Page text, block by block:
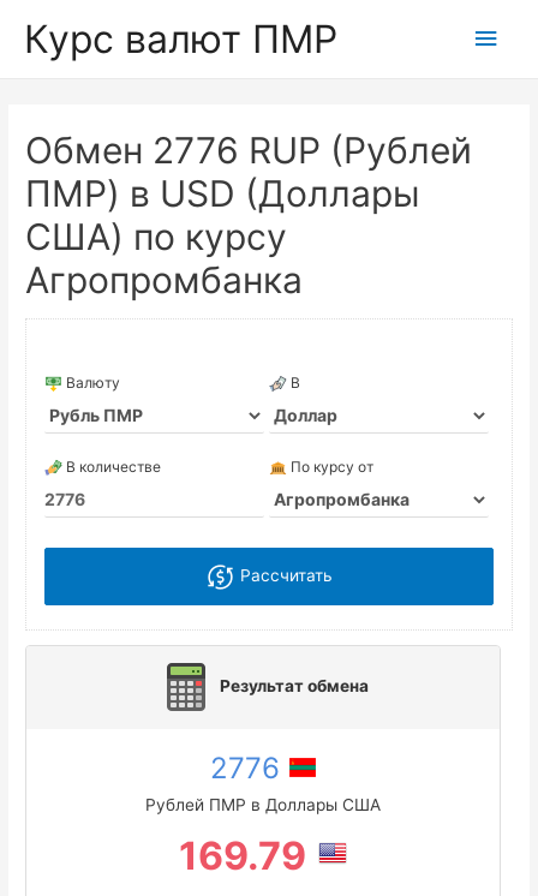
Курс валют ПМР
Обмен 2776 RUP (Рублей
ПМР) в USD (Доллары
США) по курсу
Агропромбанка
Валюту В
В количестве По курсу от
Рассчитать
Результат обмена
2776
Рублей ПМР в Доллары США
169.79